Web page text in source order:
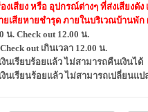
งเสียง หรือ อุปกรณ์ต่างๆ ที่ส่งเสียงดั
เสียหายชำรุด ภายในบริเวณบ้านพัก
น. Check out 12.00 น.
out เกินเวลา 12.00 น.
งินเรียบร้อยแล้ว ไม่สามารถคืนเงินได้
งินเรียนร้อยแล้ว ไม่สามารถเปลี่ยนแ